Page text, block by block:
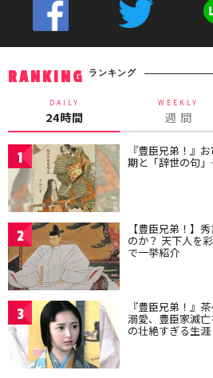
RANKING ランキング
DAILY
24時間
WEEKLY
週 間
1 『豊臣兄弟！』
期と「辞世の句
2 【豊臣兄弟！】
のか？ 天下人を
で一挙紹介
3 『豊臣兄弟！』
溺愛、豊臣家滅
の壮絶すぎる生涯